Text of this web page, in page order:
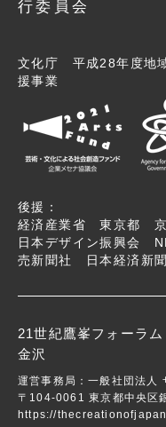
行委員会
文化庁 平成28年度地
援事業
後援：
経済産業省 東京都
日本デザイン振興会
売新聞社 日本経済新
21世紀鷹峯フォーラム
金沢
運営事務局：一般社団法人
〒104-0061 東京都中央区
https://